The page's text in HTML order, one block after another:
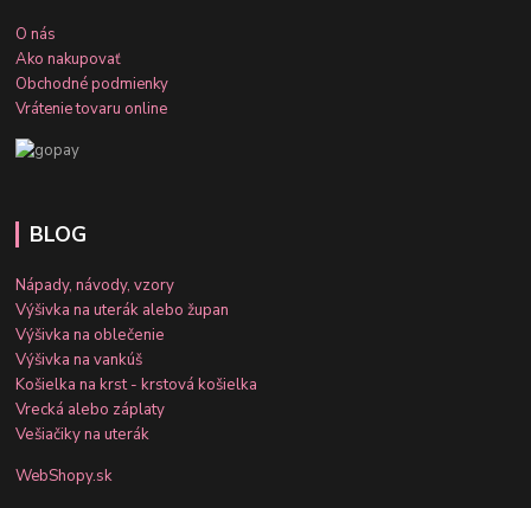
O nás
Ako nakupovať
Obchodné podmienky
Vrátenie tovaru online
BLOG
Nápady, návody, vzory
Výšivka na uterák alebo župan
Výšivka na oblečenie
Výšivka na vankúš
Košielka na krst - krstová košielka
Vrecká alebo záplaty
Vešiačiky na uterák
WebShopy.sk